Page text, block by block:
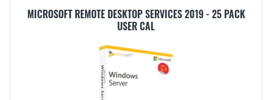
MICROSOFT REMOTE DESKTOP SERVICES 2019 - 25 PACK
USER CAL